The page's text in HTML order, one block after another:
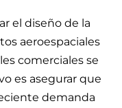
el diseño de la
aeroespaciales
comerciales se
es asegurar que
demanda